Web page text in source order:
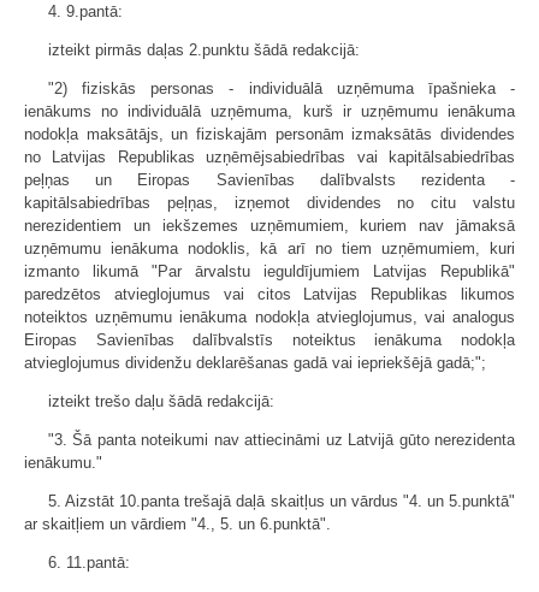
4. 9.pantā:
izteikt pirmās daļas 2.punktu šādā redakcijā:
"2) fiziskās personas - individuālā uzņēmuma īpašnieka -
ienākums no individuālā uzņēmuma, kurš ir uzņēmumu ienākuma
nodokļa maksātājs, un fiziskajām personām izmaksātās dividendes
no Latvijas Republikas uzņēmējsabiedrības vai kapitālsabiedrības
peļņas un Eiropas Savienības dalībvalsts rezidenta -
kapitālsabiedrības peļņas, izņemot dividendes no citu valstu
nerezidentiem un iekšzemes uzņēmumiem, kuriem nav jāmaksā
uzņēmumu ienākuma nodoklis, kā arī no tiem uzņēmumiem, kuri
izmanto likumā "Par ārvalstu ieguldījumiem Latvijas Republikā"
paredzētos atvieglojumus vai citos Latvijas Republikas likumos
noteiktos uzņēmumu ienākuma nodokļa atvieglojumus, vai analogus
Eiropas Savienības dalībvalstīs noteiktus ienākuma nodokļa
atvieglojumus dividenžu deklarēšanas gadā vai iepriekšējā gadā;";
izteikt trešo daļu šādā redakcijā:
"3. Šā panta noteikumi nav attiecināmi uz Latvijā gūto nerezidenta
ienākumu."
5. Aizstāt 10.panta trešajā daļā skaitļus un vārdus "4. un 5.punktā"
ar skaitļiem un vārdiem "4., 5. un 6.punktā".
6. 11.pantā: